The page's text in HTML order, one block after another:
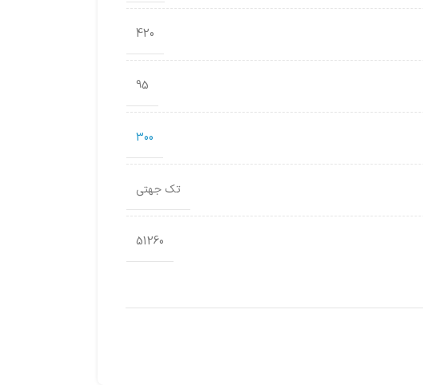
420
95
300
تک جهتی
51260